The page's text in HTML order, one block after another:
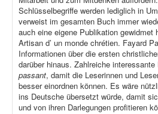
Schlüsselbegriffe werden lediglich in
verweist im gesamten Buch immer
auch eine eigene Publikation gewidmet
Artisan d’ un monde chrétien. Fayard
Informationen über die ersten
darüber hinaus. Zahlreiche
passant, damit die Leserinnen und
besser einordnen können. Es wäre
ins Deutsche übersetzt würde, damit
und von ihren Darlegungen profitieren